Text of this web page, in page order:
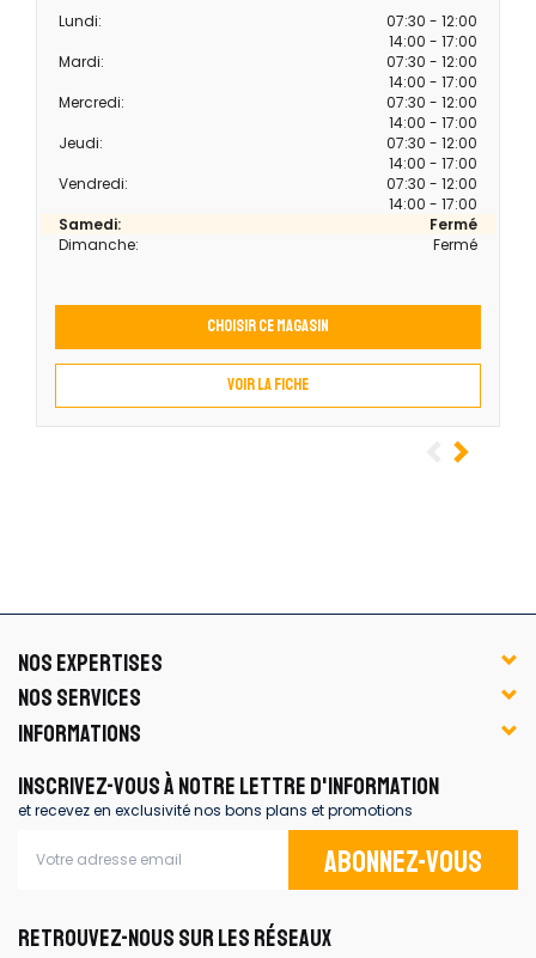
Lundi:
07:30 - 12:00
14:00 - 17:00
Mardi:
07:30 - 12:00
14:00 - 17:00
Mercredi:
07:30 - 12:00
14:00 - 17:00
Jeudi:
07:30 - 12:00
14:00 - 17:00
Vendredi:
07:30 - 12:00
14:00 - 17:00
Samedi:
Fermé
Dimanche:
Fermé
Choisir ce magasin
Voir la fiche
NOS EXPERTISES
NOS SERVICES
INFORMATIONS
INSCRIVEZ-VOUS À NOTRE LETTRE D'INFORMATION
et recevez en exclusivité nos bons plans et promotions
Abonnez-vous
RETROUVEZ-NOUS SUR LES RÉSEAUX